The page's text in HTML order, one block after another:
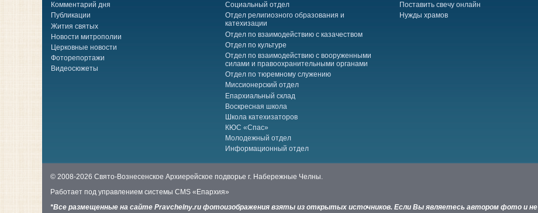
Комментарий дня
Публикации
Жития святых
Новости митрополии
Церковные новости
Фоторепортажи
Видеосюжеты
Социальный отдел
Отдел религиозного образования и
катехизации
Отдел по взаимодействию с казачеством
Отдел по культуре
Отдел по взаимодействию с вооруженными
силами и правоохранительными органами
Отдел по тюремному служению
Миссионерский отдел
Епархиальный склад
Воскресная школа
Школа катехизаторов
КЮС «Спас»
Молодежный отдел
Информационный отдел
Поставить свечу онлайн
Нужды храмов
© 2008-2026 Свято-Вознесенское Архиерейское подворье г. Набережные Челны.
Работает под управлением системы CMS «Епархия»
*Все размещенные на сайте Pravchelny.ru фотоизображения взяты из открытых источников. Если Вы являетесь автором фото и не